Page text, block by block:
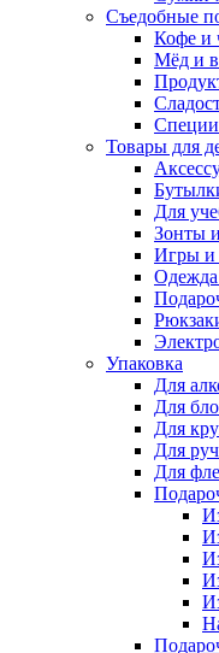
Съедобные
Кофе и
Мёд и
Товары для
Для
Зонты
Игры и
Одежда
Упаковка
Для
Для
Для
Для
Для